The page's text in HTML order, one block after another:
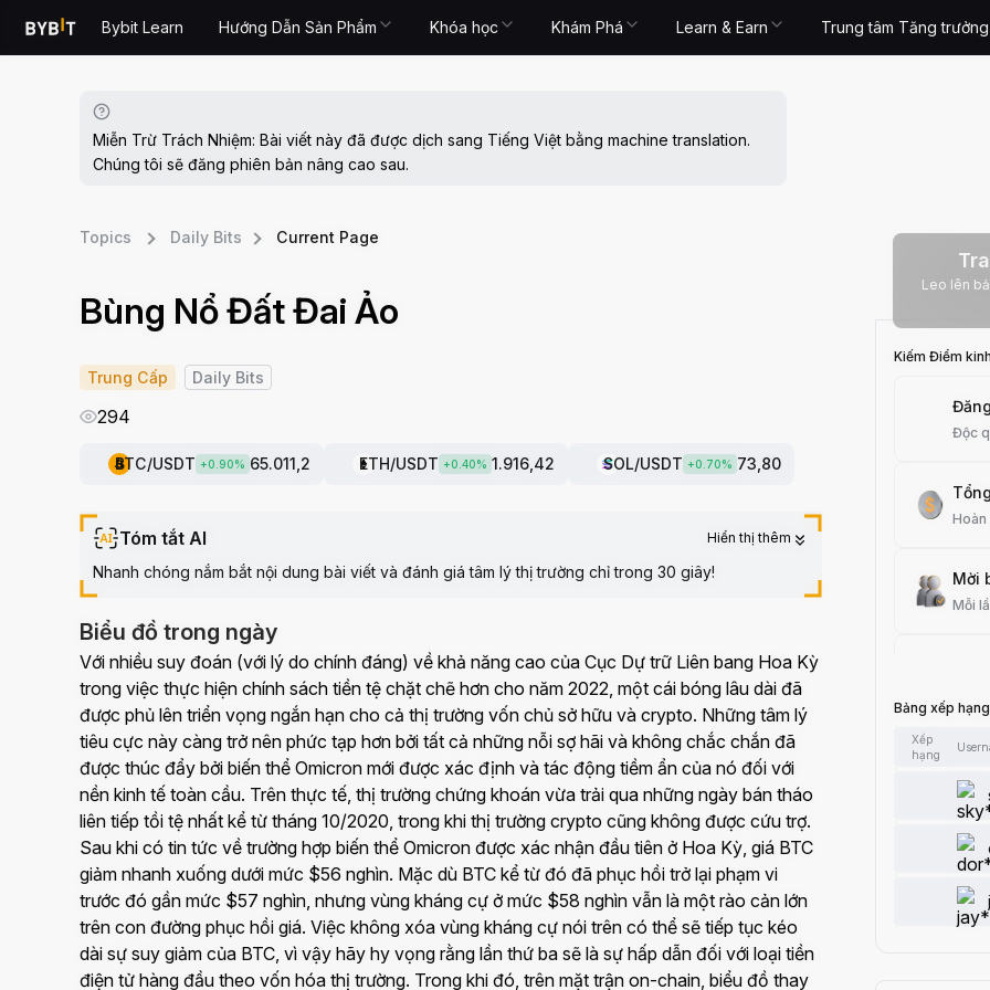
Bybit Learn Hướng Dẫn Sản Phẩm Khóa học Khám Phá Learn & Earn Trung tâm Tăng trưởng
Miễn Trừ Trách Nhiệm: Bài viết này đã được dịch sang Tiếng Việt bằng machine translation.
Chúng tôi sẽ đăng phiên bản nâng cao sau.
Topics Daily Bits Current Page
Bùng Nổ Đất Đai Ảo
Trung Cấp Daily Bits
294
BTC/USDT +0.90% 65.011,2 ETH/USDT +0.40% 1.916,42 SOL/USDT +0.70% 73,80
Tóm tắt AI Hiển thị thêm
Nhanh chóng nắm bắt nội dung bài viết và đánh giá tâm lý thị trường chỉ trong 30 giây!
Biểu đồ trong ngày
Với nhiều suy đoán (với lý do chính đáng) về khả năng cao của Cục Dự trữ Liên bang Hoa Kỳ
trong việc thực hiện chính sách tiền tệ chặt chẽ hơn cho năm 2022, một cái bóng lâu dài đã
được phủ lên triển vọng ngắn hạn cho cả thị trường vốn chủ sở hữu và crypto. Những tâm lý
tiêu cực này càng trở nên phức tạp hơn bởi tất cả những nỗi sợ hãi và không chắc chắn đã
được thúc đẩy bởi biến thể Omicron mới được xác định và tác động tiềm ẩn của nó đối với
nền kinh tế toàn cầu. Trên thực tế, thị trường chứng khoán vừa trải qua những ngày bán tháo
liên tiếp tồi tệ nhất kể từ tháng 10/2020, trong khi thị trường crypto cũng không được cứu trợ.
Sau khi có tin tức về trường hợp biến thể Omicron được xác nhận đầu tiên ở Hoa Kỳ, giá BTC
giảm nhanh xuống dưới mức $56 nghìn. Mặc dù BTC kể từ đó đã phục hồi trở lại phạm vi
trước đó gần mức $57 nghìn, nhưng vùng kháng cự ở mức $58 nghìn vẫn là một rào cản lớn
trên con đường phục hồi giá. Việc không xóa vùng kháng cự nói trên có thể sẽ tiếp tục kéo
dài sự suy giảm của BTC, vì vậy hãy hy vọng rằng lần thứ ba sẽ là sự hấp dẫn đối với loại tiền
điện tử hàng đầu theo vốn hóa thị trường. Trong khi đó, trên mặt trận on-chain, biểu đồ thay
Leo lên bảng
Kiếm Điểm
Độc
Hoàn
Mời
Mỗi
Bài
Mỗi
Mỗi
Bảng xếp
Xếp
hạng